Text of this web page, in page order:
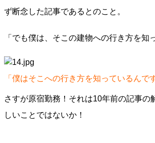
ず断念した記事であるとのこと。
「でも僕は、そこの建物への行き方を知
「僕はそこへの行き方を知っているんで
さすが原宿勤務！それは10年前の記事の
しいことではないか！